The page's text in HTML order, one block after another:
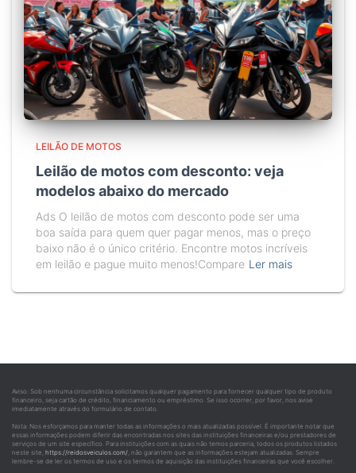
LEILÃO DE MOTOS
Leilão de motos com desconto: veja
modelos abaixo do mercado
Ads O leilão de motos com desconto pode ser uma
boa saída para quem quer pagar menos, mas o preço
baixo não é o único critério. Encontre motos incríveis
em leilão e pague muito menos!Compare Ler mais
Aviso: Sob nenhuma circunstância solicitamos qualquer pagamento para fornecer qualquer tipo de produto
financeiro, seja cartão de crédito, financiamento ou empréstimo. Se isso ocorrer, por favor, nos avise
imediatamente através do formulário de contato.
Nota: Nos esforçamos para manter todas as informações o mais atualizadas possível. É importante notar que
essas informações podem diferir das encontradas nos sites das instituições financeiras e/ou prestadores de
serviços de um site específico. Para instituições com as quais não temos parceria, todos os produtos listados
neste site, https://reidosveiculos.com/, não garantem que as informações estejam atualizadas. Sempre
lembre-se de ler os termos de uso e os termos de aquisição das instituições financeiras que você escolher.